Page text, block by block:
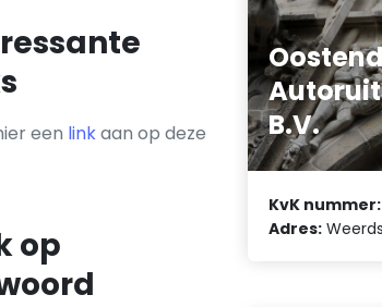
een linkaan op deze
op
B.V.
KvK nummer:
Adres: